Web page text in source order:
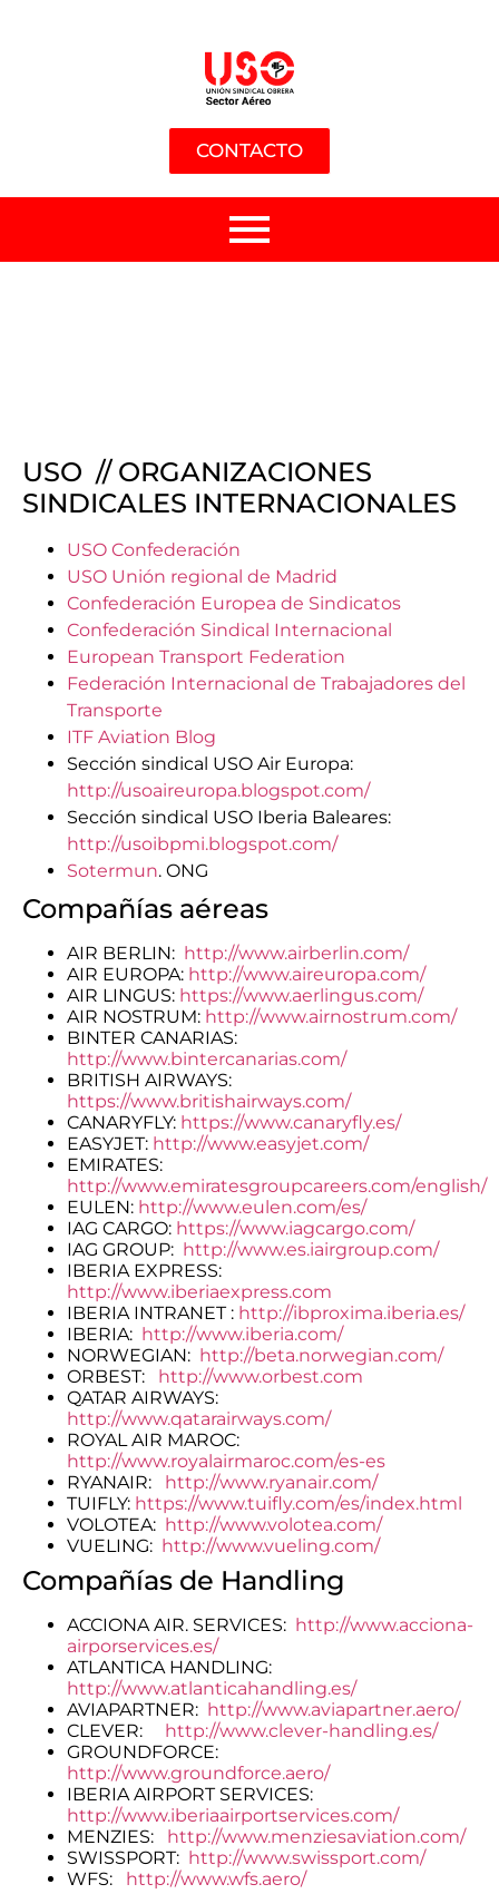
CONTACTO
USO // ORGANIZACIONES
SINDICALES INTERNACIONALES
USO Confederación
USO Unión regional de Madrid
Confederación Europea de Sindicatos
Confederación Sindical Internacional
European Transport Federation
Federación Internacional de Trabajadores del
Transporte
ITF Aviation Blog
Sección sindical USO Air Europa:
http://usoaireuropa.blogspot.com/
Sección sindical USO Iberia Baleares:
http://usoibpmi.blogspot.com/
Sotermun. ONG
Compañías aéreas
AIR BERLIN: http://www.airberlin.com/
AIR EUROPA: http://www.aireuropa.com/
AIR LINGUS: https://www.aerlingus.com/
AIR NOSTRUM: http://www.airnostrum.com/
BINTER CANARIAS:
http://www.bintercanarias.com/
BRITISH AIRWAYS:
https://www.britishairways.com/
CANARYFLY: https://www.canaryfly.es/
EASYJET: http://www.easyjet.com/
EMIRATES:
http://www.emiratesgroupcareers.com/english/
EULEN: http://www.eulen.com/es/
IAG CARGO: https://www.iagcargo.com/
IAG GROUP: http://www.es.iairgroup.com/
IBERIA EXPRESS:
http://www.iberiaexpress.com
IBERIA INTRANET : http://ibproxima.iberia.es/
IBERIA: http://www.iberia.com/
NORWEGIAN: http://beta.norwegian.com/
ORBEST:
http://www.orbest.com
QATAR AIRWAYS:
http://www.qatarairways.com/
ROYAL AIR MAROC:
http://www.royalairmaroc.com/es-es
RYANAIR:
http://www.ryanair.com/
TUIFLY: https://www.tuifly.com/es/index.html
VOLOTEA: http://www.volotea.com/
VUELING: http://www.vueling.com/
Compañías de Handling
ACCIONA AIR. SERVICES: http://www.acciona-
airporservices.es/
ATLANTICA HANDLING:
http://www.atlanticahandling.es/
AVIAPARTNER: http://www.aviapartner.aero/
CLEVER:
http://www.clever-handling.es/
GROUNDFORCE:
http://www.groundforce.aero/
IBERIA AIRPORT SERVICES:
http://www.iberiaairportservices.com/
MENZIES:
http://www.menziesaviation.com/
SWISSPORT: http://www.swissport.com/
WFS:
http://www.wfs.aero/